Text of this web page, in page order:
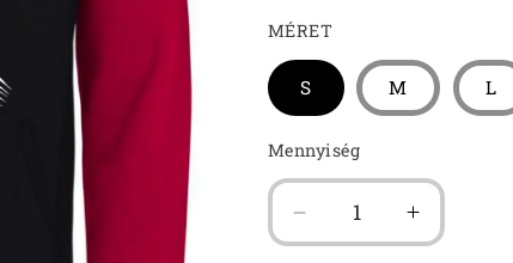
MÉRET
S M L
Mennyiség
MEDVE
NEM
MEDVE
NEM